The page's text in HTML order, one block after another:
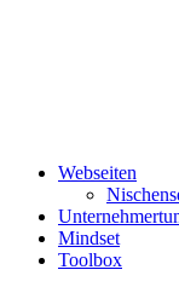
Webseiten
Mindset
Toolbox